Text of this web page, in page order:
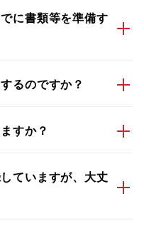
に書類等を準備す
るのですか？
すか？
ていますが、大丈